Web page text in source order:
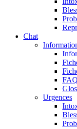
Chat
FAQ
Urgences